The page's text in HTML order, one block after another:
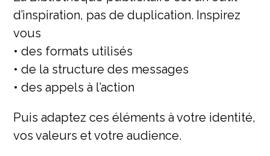
d’inspiration, pas de duplication. Inspirez
vous
• des formats utilisés
• de la structure des messages
• des appels à l’action
Puis adaptez ces éléments à votre identité,
vos valeurs et votre audience.